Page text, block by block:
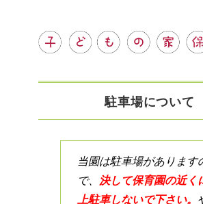
駐車場について
当園は駐車場があります
で、
決して保育園の近く
上駐車しないで下さい。